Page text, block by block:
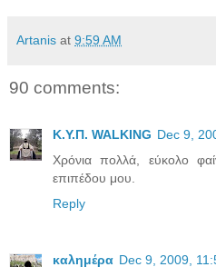
Artanis at 9:59 AM
90 comments:
Κ.Υ.Π. WALKING Dec 9,
Χρόνια πολλά, εύκολο
επιπέδου μου.
Reply
καλημέρα Dec 9, 2009,